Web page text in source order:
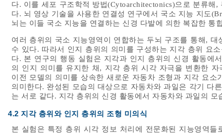
다. 이를 세포 구조학적 방법(Cytoarchitectonics)으로 분류
다. 뇌 영상 기술을 사용한 연결성 연구에서 국소 지능 지도
뇌는 이들 국소 지능을 연결하는 신경 다발에 의한 복잡한 통
여러 층위의 국소 지능영역이 연합하는 두뇌 구조를 통해,
수 있다. 따라서 인지 층위의 의미를 구성하는 지각 층위 요
다. 본 연구의 행동 실험은 지각과 인지 층위의 신경 활동에
의 인지 의미를 유지한 채, 지각 층위 시각 자극을 변환한
이전 모델의 의미를 상속한 새로운 자동차 조형과 지각 요
의미한다. 완성된 모습의 대상으로 자동차와 과일은 각기 다
는 서로 같다. 지각 층위의 신경 활동에서 자동차와 과일의
4.2 지각 층위와 인지 층위의 조형 미의식
본 실험은 특정 층위 시각 정보 처리에 전문화된 지능영역